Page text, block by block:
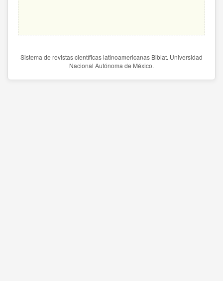
Sistema de revistas científicas latinoamericanas Biblat. Universidad
Nacional Autónoma de México.